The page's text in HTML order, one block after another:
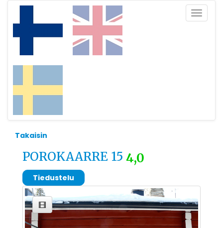
Toggle
Takaisin
POROKAARRE 15 4,0